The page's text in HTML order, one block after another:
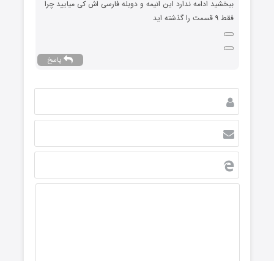
ببخشید ادامه ندارد این انیمه و دوبله فارسی اش کی میایید چرا
فقط ۹ قسمت را گذشته اید
پاسخ